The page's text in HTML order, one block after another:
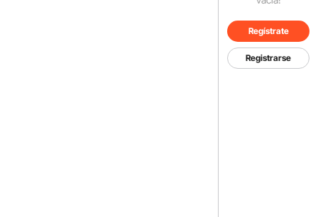
Regístrate
Registrarse